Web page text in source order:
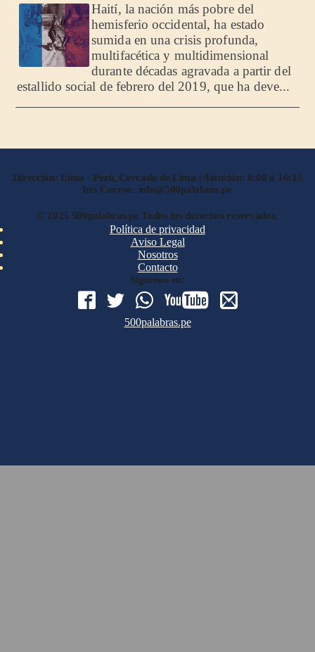
Haití, la nación más pobre del
hemisferio occidental, ha estado
sumida en una crisis profunda,
multifacética y multidimensional
durante décadas agravada a partir del
estallido social de febrero del 2019, que ha deve...
Dirección: Lima - Perú, Cercado de Lima | Atención: 8:00 a 16:15
hrs Correo: info@500palabras.pe
© 2025 500palabras.pe Todos los derechos reservados.
Política de privacidad
Aviso Legal
Nosotros
Contacto
Síguenos en:
500palabras.pe